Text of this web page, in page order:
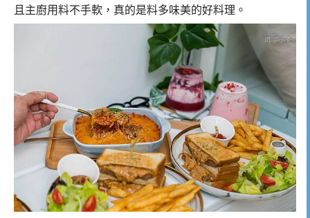
且主廚用料不手軟，真的是料多味美的好料理。